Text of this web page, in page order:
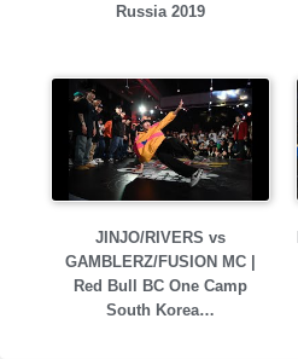
Russia 2019
JINJO/RIVERS vs
GAMBLERZ/FUSION MC |
Red Bull BC One Camp
South Korea…